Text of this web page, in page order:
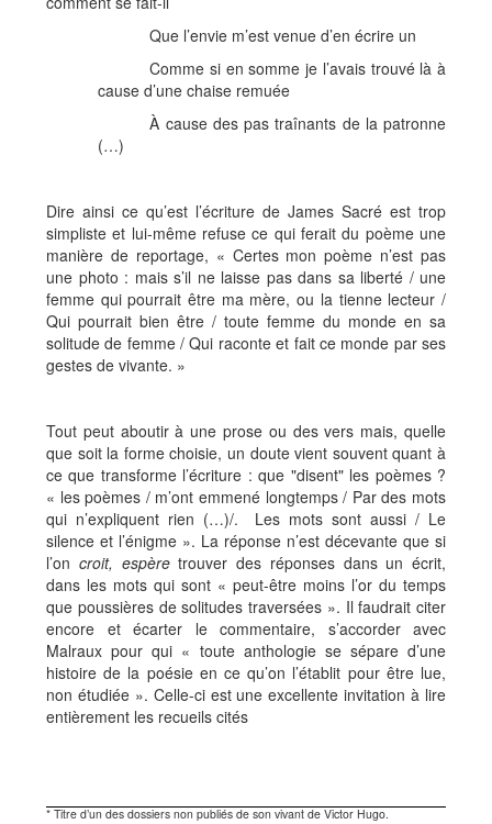
Que l’envie m’est venue d’en écrire un
Comme si en somme je l’avais trouvé là à
cause d’une chaise remuée
À cause des pas traînants de la patronne
(…)
Dire ainsi ce qu’est l’écriture de James Sacré est trop
simpliste et lui-même refuse ce qui ferait du poème une
manière de reportage, « Certes mon poème n’est pas
une photo : mais s’il ne laisse pas dans sa liberté / une
femme qui pourrait être ma mère, ou la tienne lecteur /
Qui pourrait bien être / toute femme du monde en sa
solitude de femme / Qui raconte et fait ce monde par ses
gestes de vivante. »
Tout peut aboutir à une prose ou des vers mais, quelle
que soit la forme choisie, un doute vient souvent quant à
ce que transforme l’écriture : que "disent" les poèmes ?
« les poèmes / m’ont emmené longtemps / Par des mots
qui n’expliquent rien (…)/. Les mots sont aussi / Le
silence et l’énigme ». La réponse n’est décevante que si
l’on croit, espèretrouver des réponses dans un écrit,
dans les mots qui sont « peut-être moins l’or du temps
que poussières de solitudes traversées ». Il faudrait citer
encore et écarter le commentaire, s’accorder avec
Malraux pour qui « toute anthologie se sépare d’une
histoire de la poésie en ce qu’on l’établit pour être lue,
non étudiée ». Celle-ci est une excellente invitation à lire
entièrement les recueils cités
* Titre d’un des dossiers non publiés de son vivant de Victor Hugo.